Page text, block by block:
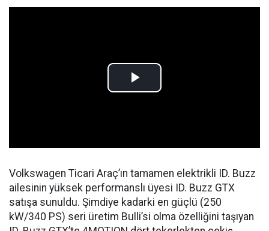
Volkswagen Ticari Araç’ın tamamen elektrikli ID. Buzz
ailesinin yüksek performanslı üyesi ID. Buzz GTX
satışa sunuldu. Şimdiye kadarki en güçlü (250
kW/340 PS) seri üretim Bulli’si olma özelliğini taşıyan